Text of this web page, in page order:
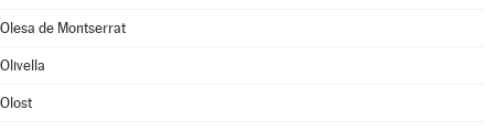
Olesa de Montserrat
Olivella
Olost